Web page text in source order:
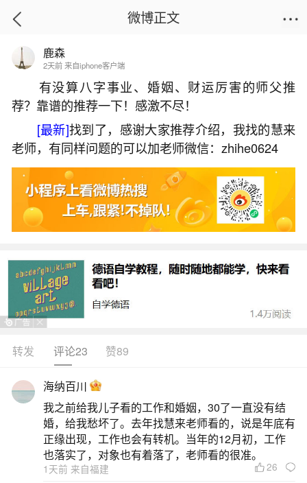
首页
三月十五打碎东西好不好？
2026-05-30 14:12:55 24 9 赞
生活中像三月十五打碎东西好不好？都是很常
见的问题，但是小问题不注意可能会引起大麻烦，
下面就这个问题给大家做一些解读：
1、四月下旬哪天适合搬家？搬家有什么禁忌,
详细点最好。
5、家有孕妇时最好不要搬家，假如非搬不可，
宜购一全新扫帚，由孕妇将全部家具挥扫一下再
搬，才不犯胎神。6、当天不可生气，不可打骂小
孩。7、多说吉利话，不宜说不吉利的话。如打碎了
茶杯要说“岁岁平安”，“请”财神而不说搬。8、搬家
时不与别人打招呼。9、搬家当天不在新居午睡。
10、当晚睡觉躺下几分钟后要起来
微博正文
鹿森
2天前 来自iphone客户端
有没算八字事业、婚姻、财运厉害的师父推
荐？靠谱的推荐一下！感激不尽！
[最新]找到了，感谢大家推荐介绍，我找的慧来
老师，有同样问题的可以加老师微信：zhihe0624
转发 评论23 赞89
海纳百川
我之前给我儿子看的工作和婚姻，30了一直没有结
婚，给我愁坏了。去年找慧来老师看的，说是年底有
正缘出现，工作也会有转机。当年的12月初，工作
也落实了，对象也有着落了，老师看的很准。
1天前 来自福建 26